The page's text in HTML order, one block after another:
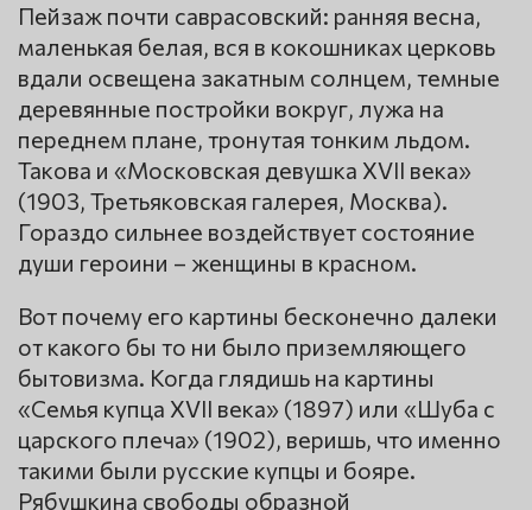
Пейзаж почти саврасовский: ранняя весна,
маленькая белая, вся в кокошниках церковь
вдали освещена закатным солнцем, темные
деревянные постройки вокруг, лужа на
переднем плане, тронутая тонким льдом.
Такова и «Московская девушка XVII века»
(1903, Третьяковская галерея, Москва).
Гораздо сильнее воздействует состояние
души героини – женщины в красном.
Вот почему его картины бесконечно далеки
от какого бы то ни было приземляющего
бытовизма. Когда глядишь на картины
«Семья купца XVII века» (1897) или «Шуба с
царского плеча» (1902), веришь, что именно
такими были русские купцы и бояре.
Рябушкина свободы образной